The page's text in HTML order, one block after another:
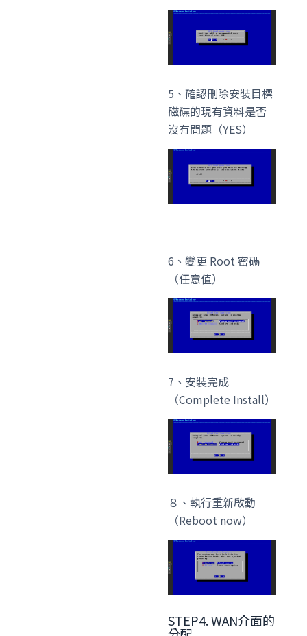
5、確認刪除安裝目標
磁碟的現有資料是否
沒有問題（YES）
6、變更 Root 密碼
（任意值）
7、安裝完成
（Complete Install）
８、執行重新啟動
（Reboot now）
STEP4. WAN介面的